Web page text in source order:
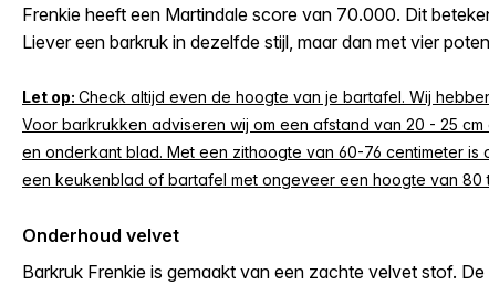
Frenkie heeft een Martindale score van 70.000. Dit
Liever een barkruk in dezelfde stijl, maar dan met vier
Let op: Check altijd even de hoogte van je bartafel. Wij
Voor barkrukken adviseren wij om een afstand van 20 - 25
en onderkant blad. Met een zithoogte van 60-76 centimeter
een keukenblad of bartafel met ongeveer een hoogte van 80 t/
Onderhoud velvet
Barkruk Frenkie is gemaakt van een zachte velvet stof.